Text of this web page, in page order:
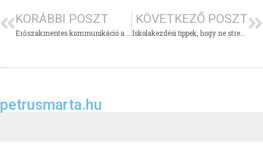
KORÁBBI POSZT
Erőszakmentes kommunikáció a családban
KÖVETKEZŐ POSZT
Iskolakezdési tippek, hogy ne stresszelj sokat!
petrusmarta.hu